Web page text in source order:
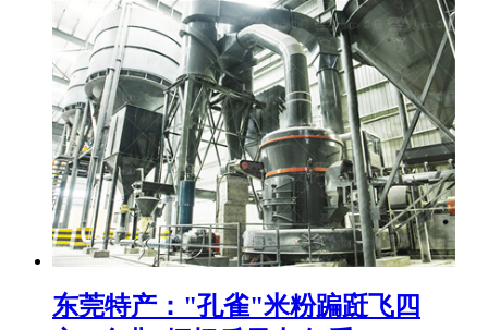
东莞特产："孔雀"米粉蹁跹飞四